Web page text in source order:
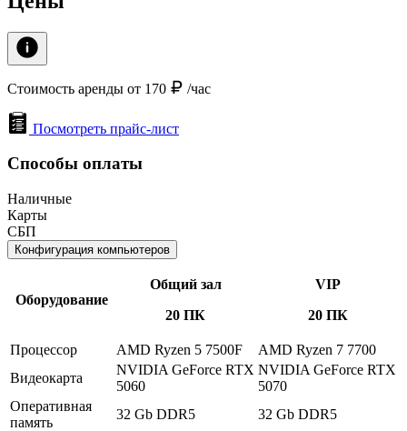
Стоимость аренды от 170 /час
Посмотреть прайс-лист
Способы оплаты
Наличные
Карты
СБП
Конфигурация компьютеров
Оборудование
Общий зал
20 ПК
VIP
20 ПК
Процессор AMD Ryzen 5 7500F
AMD Ryzen 7 7700
Видеокарта
NVIDIA GeForce RTX
5060
NVIDIA GeForce RTX
5070
Оперативная
память
32 Gb DDR5
32 Gb DDR5